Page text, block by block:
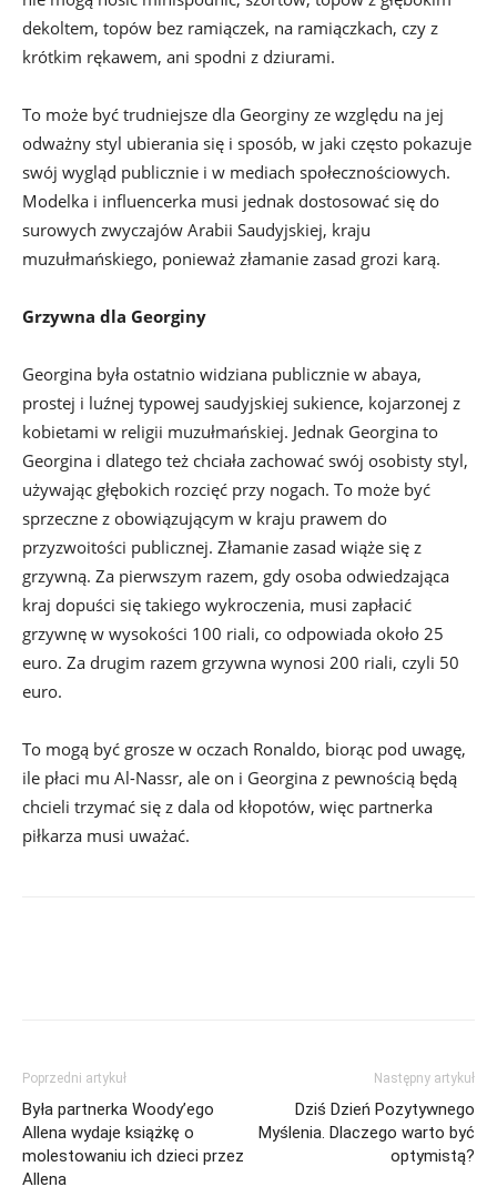
dekoltem, topów bez ramiączek, na ramiączkach, czy z
krótkim rękawem, ani spodni z dziurami.
To może być trudniejsze dla Georginy ze względu na jej
odważny styl ubierania się i sposób, w jaki często pokazuje
swój wygląd publicznie i w mediach społecznościowych.
Modelka i influencerka musi jednak dostosować się do
surowych zwyczajów Arabii Saudyjskiej, kraju
muzułmańskiego, ponieważ złamanie zasad grozi karą.
Grzywna dla Georginy
Georgina była ostatnio widziana publicznie w abaya,
prostej i luźnej typowej saudyjskiej sukience, kojarzonej z
kobietami w religii muzułmańskiej. Jednak Georgina to
Georgina i dlatego też chciała zachować swój osobisty styl,
używając głębokich rozcięć przy nogach. To może być
sprzeczne z obowiązującym w kraju prawem do
przyzwoitości publicznej. Złamanie zasad wiąże się z
grzywną. Za pierwszym razem, gdy osoba odwiedzająca
kraj dopuści się takiego wykroczenia, musi zapłacić
grzywnę w wysokości 100 riali, co odpowiada około 25
euro. Za drugim razem grzywna wynosi 200 riali, czyli 50
euro.
To mogą być grosze w oczach Ronaldo, biorąc pod uwagę,
ile płaci mu Al-Nassr, ale on i Georgina z pewnością będą
chcieli trzymać się z dala od kłopotów, więc partnerka
piłkarza musi uważać.
Poprzedni artykuł
Była partnerka Woody’ego
Allena wydaje książkę o
molestowaniu ich dzieci przez
Allena
Następny artykuł
Dziś Dzień Pozytywnego
Myślenia. Dlaczego warto być
optymistą?